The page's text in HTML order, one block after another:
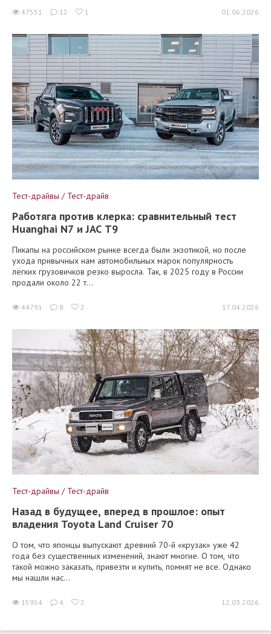
47551 12 1 01.06.2026
Тест-драйвы / Тест-драйв
Работяга против клерка: сравнительный тест
Huanghai N7 и JAC T9
Пикапы на российском рынке всегда были экзотикой, но после
ухода привычных нам автомобильных марок популярность
лёгких грузовичков резко выросла. Так, в 2025 году в России
продали около 22 т...
44791 8 2 17.04.2026
Тест-драйвы / Тест-драйв
Назад в будущее, вперед в прошлое: опыт
владения Toyota Land Cruiser 70
О том, что японцы выпускают древний 70-й «крузак» уже 42
года без существенных изменений, знают многие. О том, что
такой можно заказать, привезти и купить, помнят не все. Однако
мы нашли нас...
15954 4 2 12.03.2026